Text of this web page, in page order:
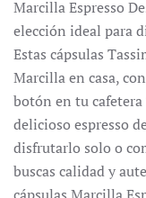
Marcilla Espresso
elección ideal para
Estas cápsulas
Marcilla en casa,
botón en tu
delicioso espresso
disfrutarlo solo o
buscas calidad y